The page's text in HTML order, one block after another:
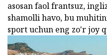
asosan faol frantsuz,
shamolli havo, bu
sport uchun eng zo'r joy